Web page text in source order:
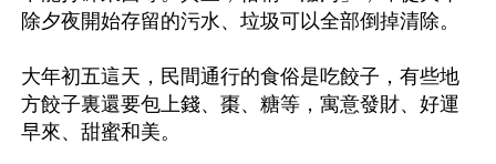
除夕夜開始存留的污水、垃圾可以全部倒掉清除。
大年初五這天，民間通行的食俗是吃餃子，有些地
方餃子裏還要包上錢、棗、糖等，寓意發財、好運
早來、甜蜜和美。